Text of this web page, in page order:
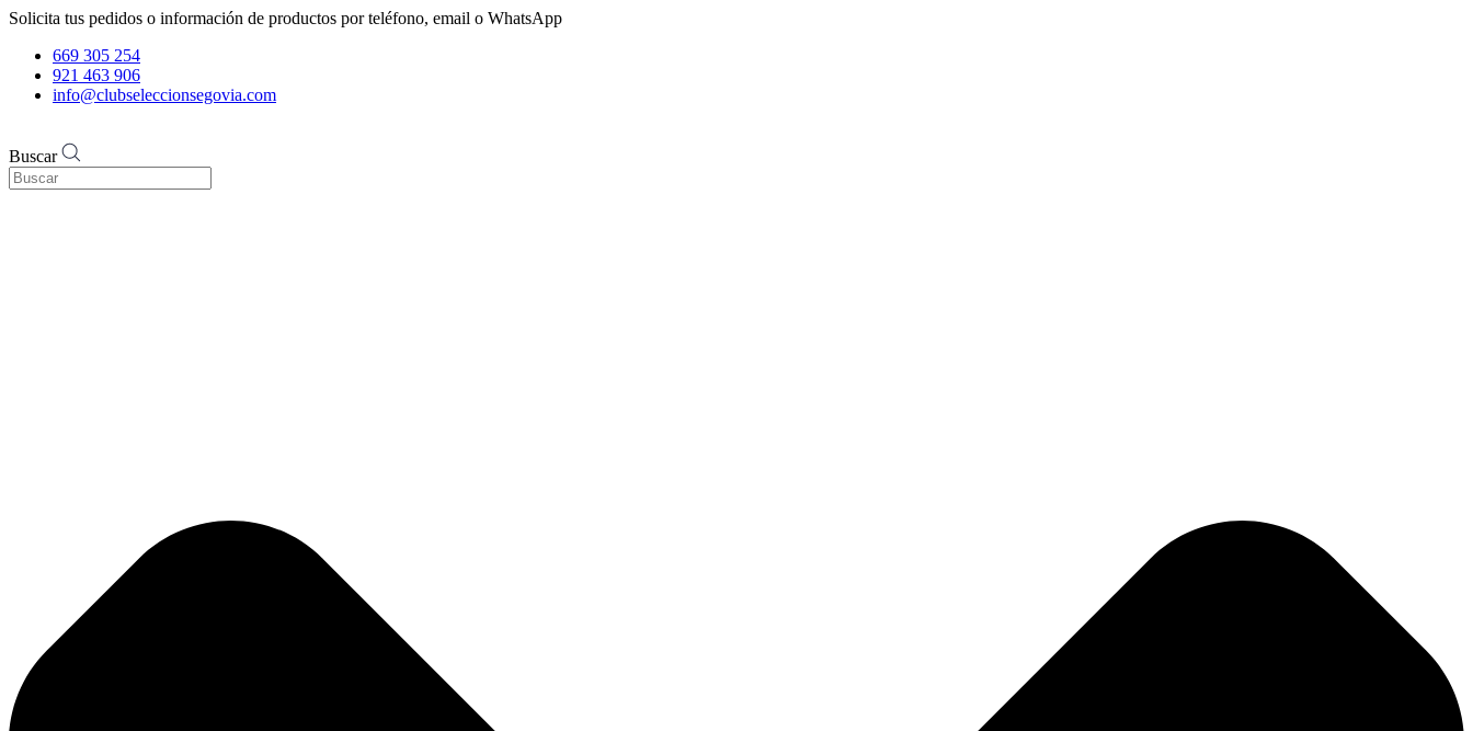
Solicita tus pedidos o información de productos por teléfono, email o WhatsApp
669 305 254
921 463 906
info@clubseleccionsegovia.com
Buscar